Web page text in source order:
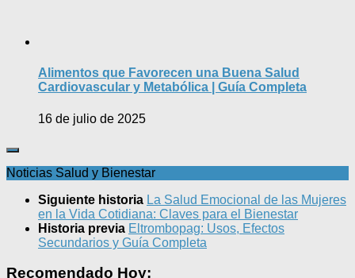
Alimentos que Favorecen una Buena Salud
Cardiovascular y Metabólica | Guía Completa
16 de julio de 2025
Noticias Salud y Bienestar
Siguiente historia La Salud Emocional de las Mujeres
en la Vida Cotidiana: Claves para el Bienestar
Historia previa Eltrombopag: Usos, Efectos
Secundarios y Guía Completa
Recomendado Hoy: